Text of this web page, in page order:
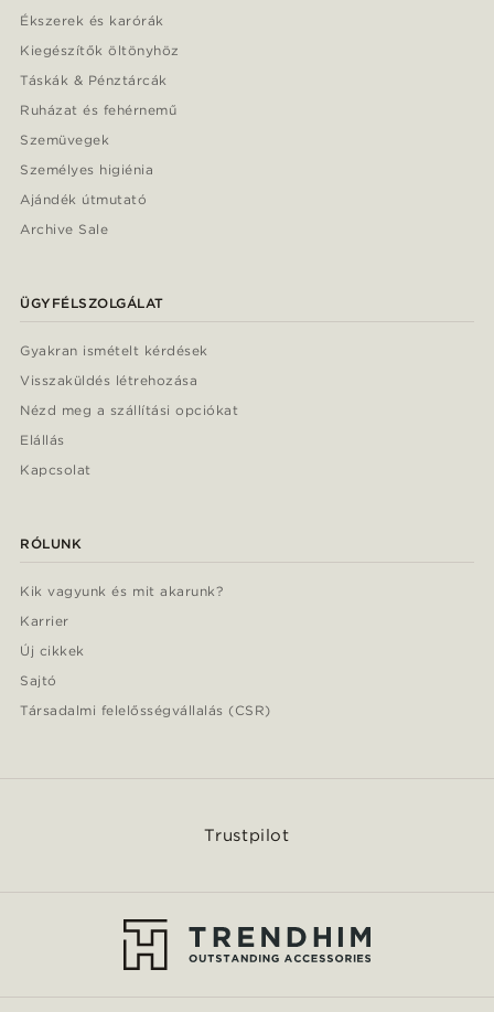
Ékszerek és karórák
Kiegészítők öltönyhöz
Táskák & Pénztárcák
Ruházat és fehérnemű
Szemüvegek
Személyes higiénia
Ajándék útmutató
Archive Sale
ÜGYFÉLSZOLGÁLAT
Gyakran ismételt kérdések
Visszaküldés létrehozása
Nézd meg a szállítási opciókat
Elállás
Kapcsolat
RÓLUNK
Kik vagyunk és mit akarunk?
Karrier
Új cikkek
Sajtó
Társadalmi felelősségvállalás (CSR)
Trustpilot